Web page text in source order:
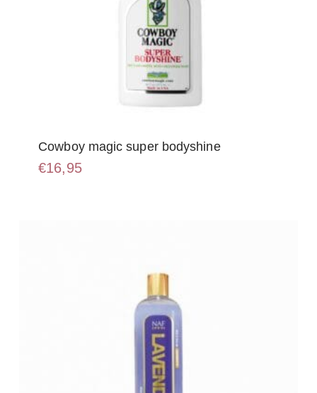
Cowboy magic super bodyshine
€16,95